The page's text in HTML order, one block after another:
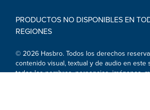
PRODUCTOS NO DISPONIBLES EN
REGIONES
© 2026 Hasbro. Todos los derechos
contenido visual, textual y de audio en este
todos los nombres, personajes, imágenes,